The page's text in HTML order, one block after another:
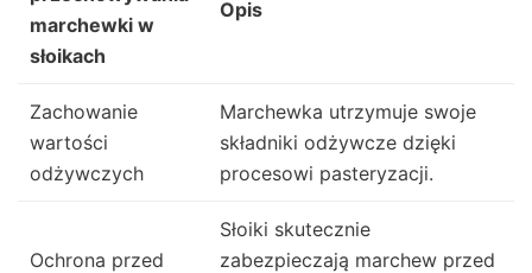
marchewki w
słoikach
Opis
Zachowanie
wartości
odżywczych
Marchewka utrzymuje swoje
składniki odżywcze dzięki
procesowi pasteryzacji.
Ochrona przed
Słoiki skutecznie
zabezpieczają marchew przed